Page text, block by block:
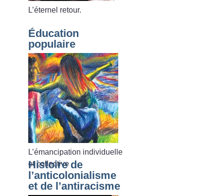
L’éternel retour.
Éducation
populaire
L’émancipation individuelle
et collective
Histoire de
l’anticolonialisme
et de l’antiracisme